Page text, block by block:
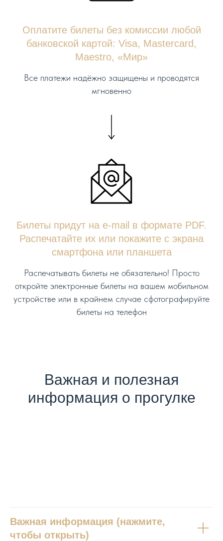
Оплатите билеты без комиссии любой
банковской картой: Visa, Mastercard,
Maestro, «Мир»
Все платежи надёжно защищены и проводятся
мгновенно
Билеты придут на e-mail в формате PDF.
Распечатайте их или покажите с экрана
смартфона или планшета
Распечатывать билеты не обязательно! Просто
откройте электронные билеты на вашем мобильном
устройстве или в крайнем случае сфотографируйте
билеты на телефон
Важная и полезная
информация о прогулке
Важная информация (нажмите,
чтобы открыть)